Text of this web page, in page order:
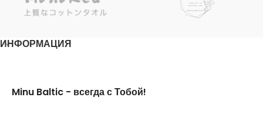
ИНФОРМАЦИЯ
Minu Baltic - всегда с Тобой!